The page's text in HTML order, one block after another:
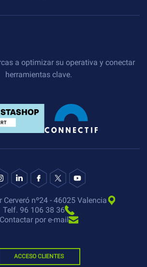
a optimizar su operativa y conectar
herramientas clave.
Cerveró nº24 - 46025 Valencia
Telf. 96 106 38 36
Contactar por e-mail
ACCESO CLIENTES